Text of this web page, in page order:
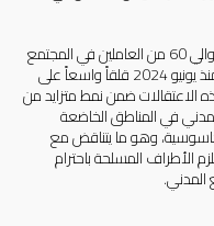
يثير استمرار احتجاز جماعة أنصار الله (الحوثيين) لحوالي 60 من العاملين في المجتمع
منذ يونيو 2024 قلقاً واسعاً على
هذه الاعتقالات ضمن نمط متزايد من
فيالمناطق الخاضعة
وهو ما يتناقض مع
الأطراف المسلحة باحترام
المدني.